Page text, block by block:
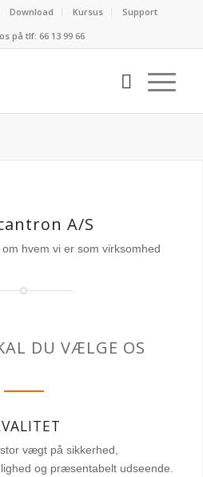
Download Kursus
Support
på tlf: 66 13 99 66
A/S
hvem vi er som virksomhed
DU VÆLGE OS
vægt på sikkerhed,
og præsentabelt udseende.